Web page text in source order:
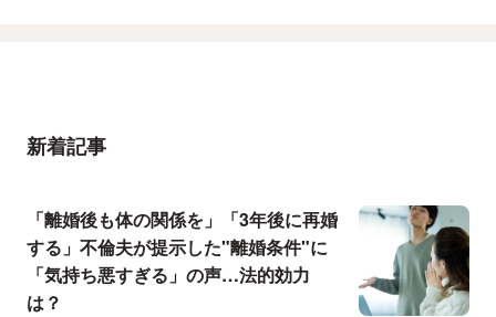
新着記事
「離婚後も体の関係を」「3年後に再婚
する」不倫夫が提示した"離婚条件"に
「気持ち悪すぎる」の声…法的効力
は？